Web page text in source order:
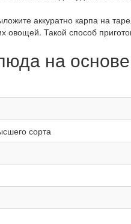
аккуратно карпа на
овощей. Такой способ
на
сорта